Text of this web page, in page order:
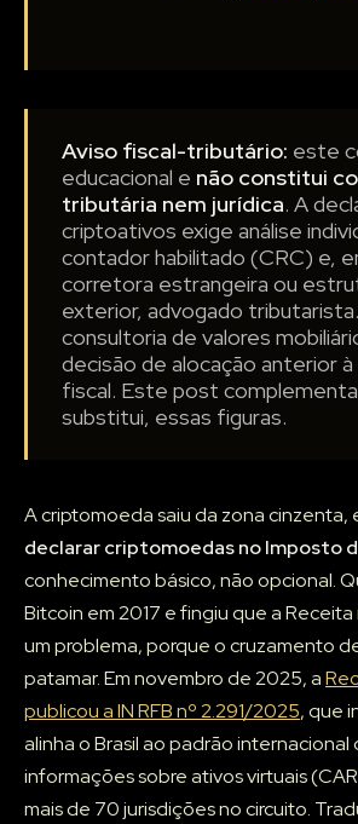
Aviso fiscal-tributário: este
educacional e não constitui
tributária nem jurídica. A
criptoativos exige análise
contador habilitado (CRC) e,
corretora estrangeira ou
exterior, advogado
consultoria de valores
decisão de alocação anterior
fiscal. Este post
substitui, essas figuras.
A criptomoeda saiu da zona cinzenta,
declarar criptomoedas no Imposto
conhecimento básico, não opcional.
Bitcoin em 2017 e fingiu que a
um problema, porque o cruzamento
patamar. Em novembro de 2025, a
publicou a IN RFB nº 2.291/2025, que
alinha o Brasil ao padrão internacional
informações sobre ativos virtuais
mais de 70 jurisdições no circuito.